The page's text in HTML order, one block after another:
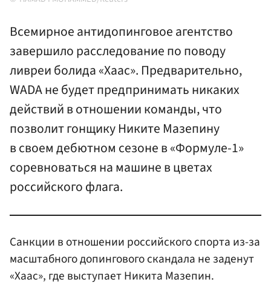
Всемирное антидопинговое агентство
завершило расследование по поводу
ливреи болида «Хаас». Предварительно,
WADA не будет предпринимать никаких
действий в отношении команды, что
позволит гонщику Никите Мазепину
в своем дебютном сезоне в «Формуле-1»
соревноваться на машине в цветах
российского флага.
Санкции в отношении российского спорта из-за
масштабного допингового скандала не заденут
«Хаас», где выступает Никита Мазепин.